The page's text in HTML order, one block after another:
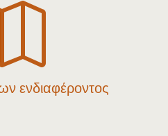
ενδιαφέροντος